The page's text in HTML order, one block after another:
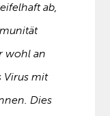
ab,
wohl an
Virus mit
Dies